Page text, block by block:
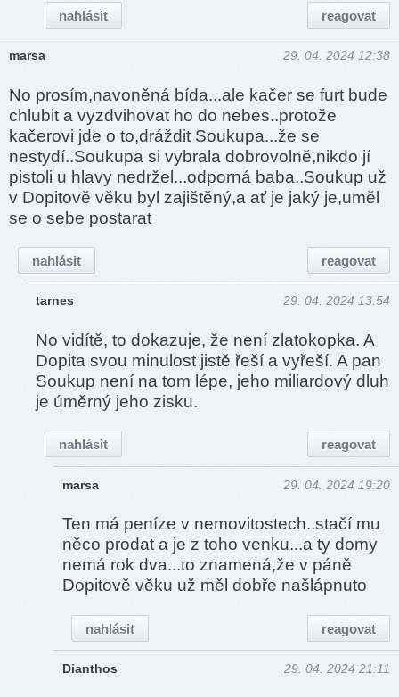
reagovat
nahlásit
marsa 29. 04. 2024 12:38
No prosím,navoněná bída...ale kačer se furt bude
chlubit a vyzdvihovat ho do nebes..protože
kačerovi jde o to,dráždit Soukupa...že se
nestydí..Soukupa si vybrala dobrovolně,nikdo jí
pistoli u hlavy nedržel...odporná baba..Soukup už
v Dopitově věku byl zajištěný,a ať je jaký je,uměl
se o sebe postarat
reagovat
nahlásit
tarnes 29. 04. 2024 13:54
No vidítě, to dokazuje, že není zlatokopka. A
Dopita svou minulost jistě řeší a vyřeší. A pan
Soukup není na tom lépe, jeho miliardový dluh
je úměrný jeho zisku.
reagovat
nahlásit
marsa 29. 04. 2024 19:20
Ten má peníze v nemo­vitos­tech­..st­ačí mu
něco prodat a je z toho venku...a ty domy
nemá rok dva...to znamená,že v páně
Dopitově věku už měl dobře našlápnuto
reagovat
nahlásit
Dianthos 29. 04. 2024 21:11